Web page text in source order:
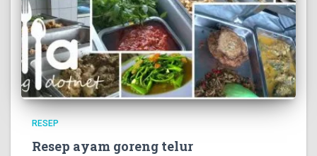
RESEP
Resep ayam goreng telur